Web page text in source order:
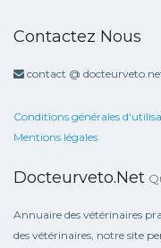
Contactez Nous
contact @
Conditions générales
Mentions légales
Docteurveto.net
Annuaire des vétérinaires
des vétérinaires, notre site